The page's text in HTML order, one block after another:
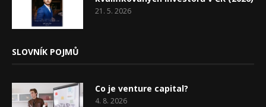
21. 5. 2026
SLOVNÍK POJMŮ
Co je venture capital?
4. 8. 2026